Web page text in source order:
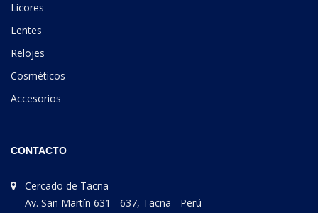
Licores
Lentes
Relojes
Cosméticos
Accesorios
CONTACTO
Cercado de Tacna
Av. San Martín 631 - 637, Tacna - Perú